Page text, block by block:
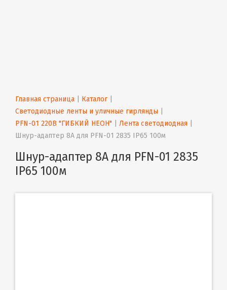
Главная страница Каталог |
Светодиодные ленты и уличные гирлянды
PFN-01 220В "ГИБКИЙ НЕОН"
Лента светодиодная
Шнур-адаптер 8A для PFN-01 2835 IP65 100м
Шнур-адаптер 8A для PFN-01 2835
IP65 100м